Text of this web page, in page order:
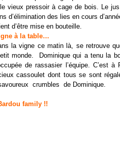
vieux pressoir à cage de bois. Le
d’élimination des lies en cours
d’être mise en bouteille.
à la table…
la vigne ce matin là, se retrouve
monde. Dominique qui a tenu la
de rassasier l’équipe. C’est à
cassoulet dont tous se sont
crumbles de Dominique.
family !!